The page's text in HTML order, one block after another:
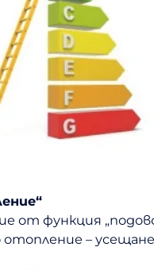
функция
–